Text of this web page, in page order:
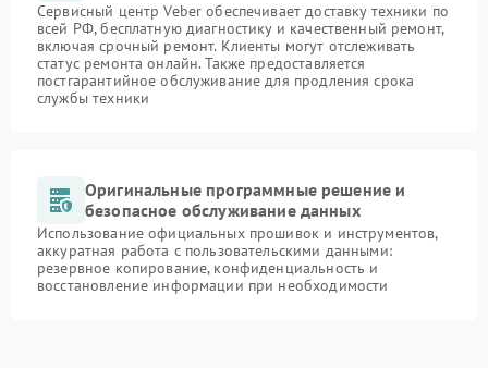
Сервисный центр Veber обеспечивает доставку техники по
всей РФ, бесплатную диагностику и качественный ремонт,
включая срочный ремонт. Клиенты могут отслеживать
статус ремонта онлайн. Также предоставляется
постгарантийное обслуживание для продления срока
службы техники
Оригинальные программные решение и
безопасное обслуживание данных
Использование официальных прошивок и инструментов,
аккуратная работа с пользовательскими данными:
резервное копирование, конфиденциальность и
восстановление информации при необходимости